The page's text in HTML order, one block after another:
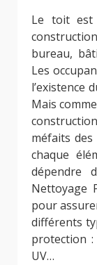
Le toit est
bureau,
Les
l’existence
Mais
méfaits
chaque
dépendre
Nettoyage
pour
différents
protection
UV…